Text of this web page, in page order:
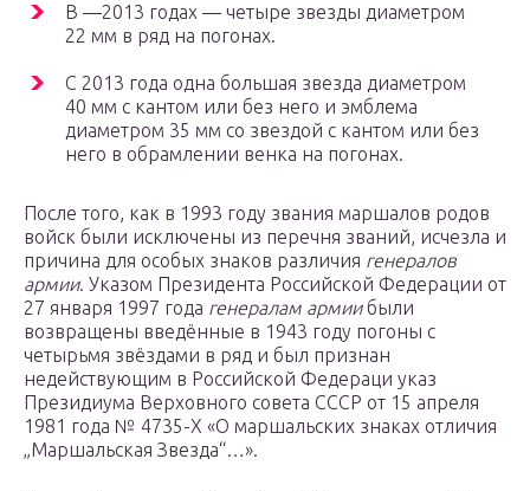
В —2013 годах — четыре звезды диаметром
22 мм в ряд на погонах.
С 2013 года одна большая звезда диаметром
40 мм с кантом или без него и эмблема
диаметром 35 мм со звездой с кантом или без
него в обрамлении венка на погонах.
После того, как в 1993 году звания маршалов родов
войск были исключены из перечня званий, исчезла и
причина для особых знаков различия генералов
армии. Указом Президента Российской Федерации от
27 января 1997 года генералам армиибыли
возвращены введённые в 1943 году погоны с
четырьмя звёздами в ряд и был признан
недействующим в Российской Федераци указ
Президиума Верховного совета СССР от 15 апреля
1981 года № 4735-X «О маршальских знаках отличия
„Маршальская Звезда“…».